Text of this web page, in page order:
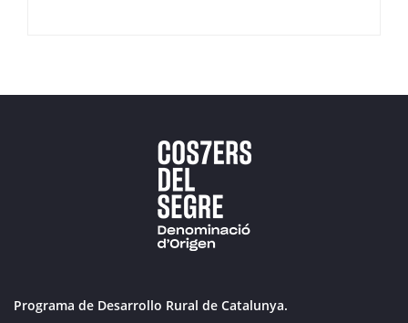
Programa de Desarrollo Rural de Catalunya.